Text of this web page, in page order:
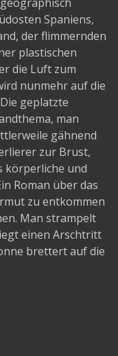
Spaniens,
der flimmernden
plastischen
die Luft zum
nunmehr auf die
geplatzte
man
gähnend
zur Brust,
körperliche und
Roman über das
zu entkommen
Man strampelt
einen Arschtritt
brettert auf die